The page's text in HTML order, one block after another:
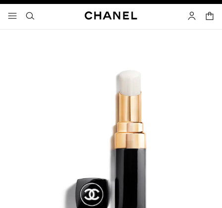
메뉴 - 기본 탐색
- 네비게이션
검색 마이 페
장바